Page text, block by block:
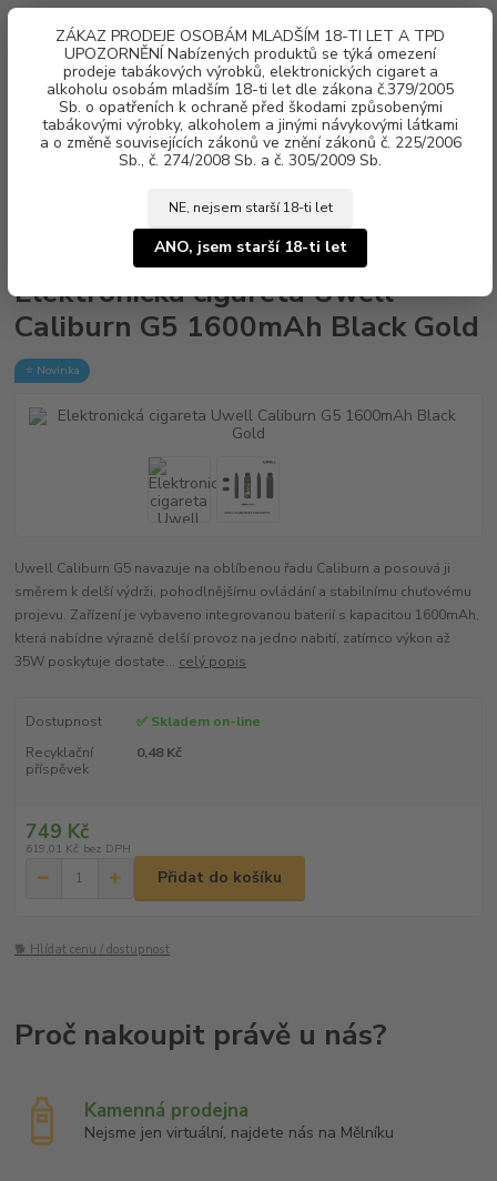
ZÁKAZ PRODEJE OSOBÁM MLADŠÍM 18-TI LET A TPD
UPOZORNĚNÍ Nabízených produktů se týká omezení
prodeje tabákových výrobků, elektronických cigaret a
alkoholu osobám mladším 18-ti let dle zákona č.379/2005
Sb. o opatřeních k ochraně před škodami způsobenými
tabákovými výrobky, alkoholem a jinými návykovými látkami
a o změně souvisejících zákonů ve znění zákonů č. 225/2006
Sb., č. 274/2008 Sb. a č. 305/2009 Sb.
NE, nejsem starší 18-ti let
ANO, jsem starší 18-ti let
Menu
za0 Kč
Caliburn G5 1600mAh Black Gold
Elektronická cigareta Uwell
Caliburn G5 1600mAh Black Gold
⭐ Novinka
Uwell Caliburn G5 navazuje na oblíbenou řadu Caliburn a posouvá ji
směrem k delší výdrži, pohodlnějšímu ovládání a stabilnímu chuťovému
projevu. Zařízení je vybaveno integrovanou baterií s kapacitou 1600mAh,
která nabídne výrazně delší provoz na jedno nabití, zatímco výkon až
35W poskytuje dostate... celý popis
Dostupnost
✅ Skladem on-line
Recyklační
příspěvek
0,48 Kč
749 Kč
619,01 Kč bez DPH
Přidat do košíku
🐕 Hlídat cenu / dostupnost
Kamenná prodejna
Nejsme jen virtuální, najdete nás na Mělníku